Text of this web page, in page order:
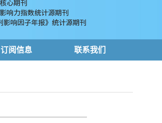
订阅信息 联系我们